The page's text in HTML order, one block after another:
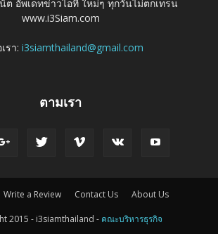
ต อัพเดทข่าวไอที ใหม่ๆ ทุกวันไม่ตกเทรน
www.i3Siam.com
รา: i3siamthailand@gmail.com
ตามเรา
Write a Review Contact Us About Us
2015 - i3siamthailand - คณะบริหารธุรกิจ